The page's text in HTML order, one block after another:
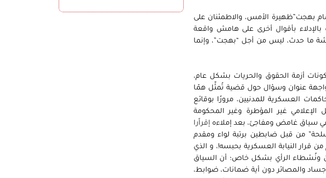
بهجت”ظهيرة الأمس، والاطمئنان على
بأقوال أخرى على هامش واقعة
ما حدث، ليس من أجل “بهجت”، وإنما
أزمة الحقوق والحريات بشكل عام،
عنوان وسؤال حول قضية تُمثِّل همّا
العسكرية للمدنيين، مرورًا بوقائع
غير المؤطرة وغير المحكومة
في سياق غامض ومفاجئ، بعد إملاءه إقراًرا
من قبل ضابطين برتبة لواء ومقدم
من قرار النيابة العسكرية بحبسه!، و الذي
ونُشطاء الرأي بشكل خاص؛ أن السياق
والمصائر دون أية ضمانات، ضوابط،